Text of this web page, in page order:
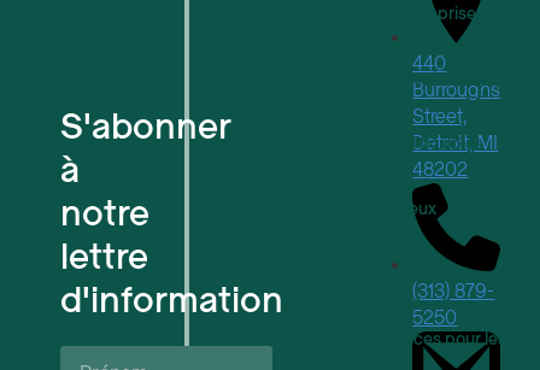
S'abonner
à
notre
lettre
d'information
Prénom*
Pour les petites entreprises
Pour les startups technologiques
Espaces de travail flexibles
Réservations de lieux
Événements à venir
Soutien et ressources pour les
440
Burroughs
Street,
Detroit, MI
48202
(313) 879-
5250